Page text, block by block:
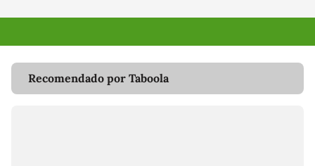
Recomendado por Taboola